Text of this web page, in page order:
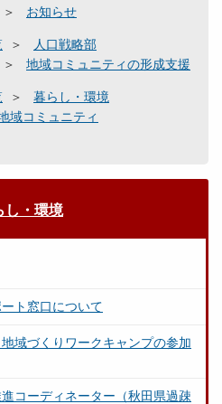
お知らせ
人口戦略部
地域コミュニティの形成支援
暮らし・環境
域コミュニティ
し・環境
ト窓口について
地域づくりワークキャンプの参加
コーディネーター（秋田県過疎